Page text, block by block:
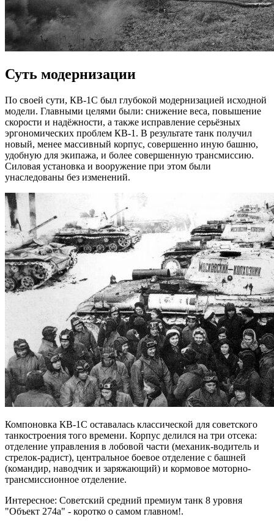
Суть модернизации
По своей сути, КВ-1С был глубокой модернизацией исходной
модели. Главными целями были: снижение веса, повышение
скорости и надёжности, а также исправление серьёзных
эргономических проблем КВ-1. В результате танк получил
новый, менее массивный корпус, совершенно иную башню,
удобную для экипажа, и более совершенную трансмиссию.
Силовая установка и вооружение при этом были
унаследованы без изменений.
Компоновка КВ-1С оставалась классической для советского
танкостроения того времени. Корпус делился на три отсека:
отделение управления в лобовой части (механик-водитель и
стрелок-радист), центральное боевое отделение с башней
(командир, наводчик и заряжающий) и кормовое моторно-
трансмиссионное отделение.
Интересное: Советский средний премиум танк 8 уровня
"Объект 274а" - коротко о самом главном!.